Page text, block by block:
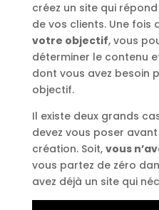
créez un site qui
de vos clients. Une fois
votre objectif, vous
déterminer le contenu
dont vous avez besoin
objectif.
Il existe deux grands
devez vous poser
création. Soit, vous
vous partez de zéro
avez déjà un site qui